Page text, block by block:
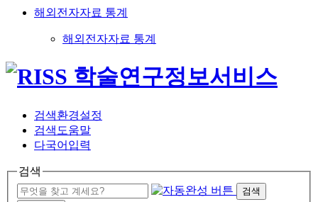
해외전자자료 통계
해외전자자료 통계
검색환경설정
검색도움말
다국어입력
검색
검색